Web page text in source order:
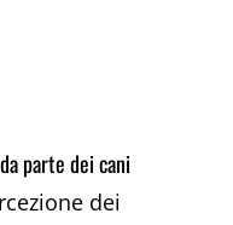
parte dei cani
dei